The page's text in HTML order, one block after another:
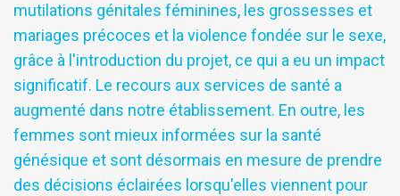
mutilations génitales féminines, les grossesses et
mariages précoces et la violence fondée sur le sexe,
grâce à l'introduction du projet, ce qui a eu un impact
significatif. Le recours aux services de santé a
augmenté dans notre établissement. En outre, les
femmes sont mieux informées sur la santé
génésique et sont désormais en mesure de prendre
des décisions éclairées lorsqu'elles viennent pour